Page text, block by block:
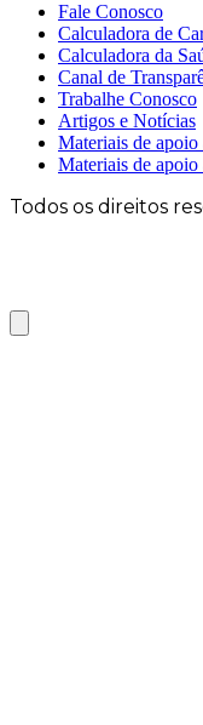
Fale Conosco
Calculadora de
Calculadora da
Canal de
Trabalhe Conosco
Artigos e Notícias
Materiais de
Materiais de apoio
Todos os direitos